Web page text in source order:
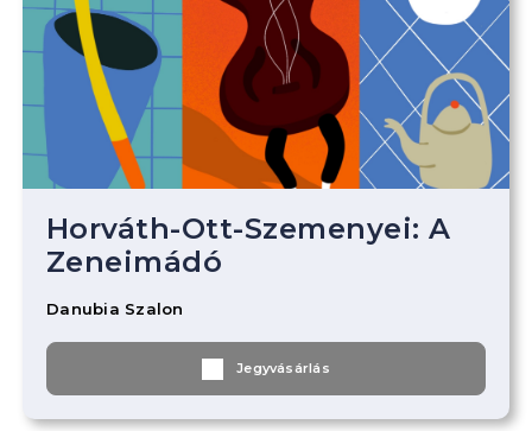
Horváth-Ott-Szemenyei: A
Zeneimádó
Danubia Szalon
Jegyvásárlás